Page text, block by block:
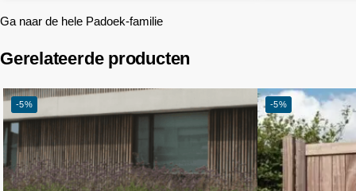
Ga naar de hele Padoek-familie
Gerelateerde producten
-5% -5%